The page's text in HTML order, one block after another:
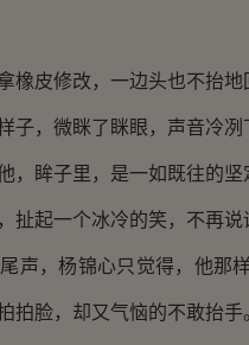
皮修改，一边头也不抬地
，微眯了眯眼，声音冷冽
眸子里，是一如既往的坚
起一个冰冷的笑，不再说
，杨锦心只觉得，他那
拍脸，却又气恼的不敢抬手